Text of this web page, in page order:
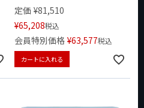
定価 ¥81,510
¥65,208税込
会員特別価格 ¥63,577税込
カートに入れる